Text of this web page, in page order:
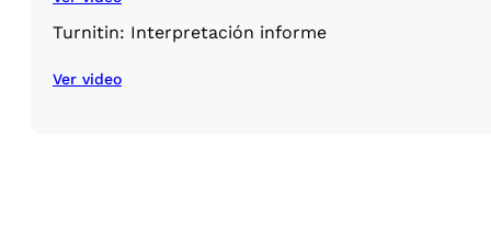
Turnitin: Interpretación informe
Ver video